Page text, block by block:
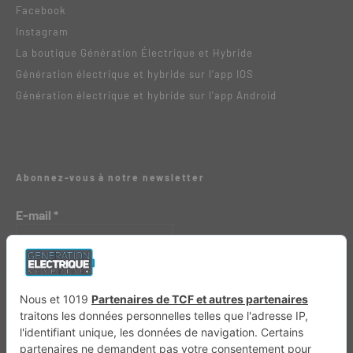
Facebook
Instagram
La boutique Génération Électrique et Hybride
Génération électrique et hybride sur l’app IOS
Génération électrique et hybride sur l’app Android
Abonnez-vous à notre newsletter
E-mail *